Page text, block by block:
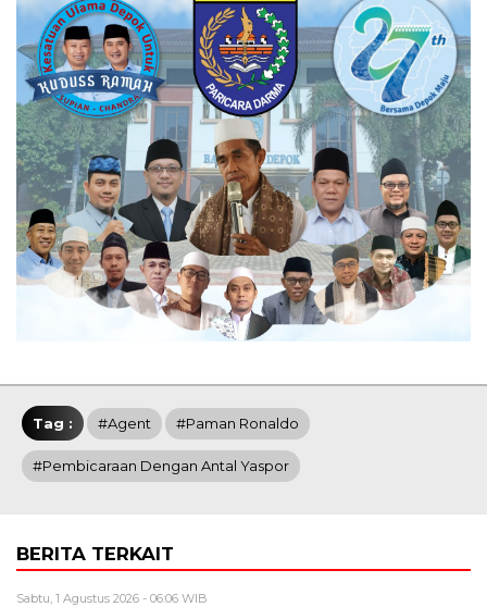
Tag : #Agent #Paman Ronaldo
#Pembicaraan Dengan Antal Yaspor
BERITA TERKAIT
Sabtu, 1 Agustus 2026 - 06:06 WIB